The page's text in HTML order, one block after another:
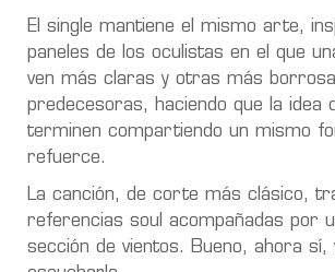
El single mantiene el mismo arte,
paneles de los oculistas en el que
ven más claras y otras más
predecesoras, haciendo que la idea
terminen compartiendo un mismo
refuerce.
La canción, de corte más clásico,
referencias soul acompañadas por
sección de vientos. Bueno, ahora sí,